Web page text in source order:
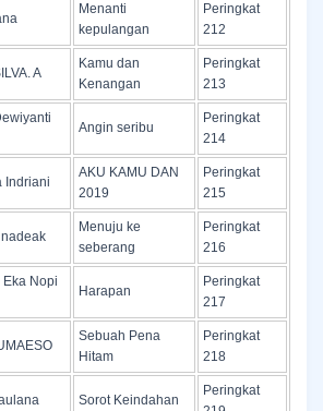
Menanti
kepulangan
Peringkat
212
A
Kamu dan
Kenangan
Peringkat
213
Angin seribu
Peringkat
214
Indriani
AKU KAMU DAN
2019
Peringkat
215
Menuju ke
seberang
Peringkat
216
Eka Nopi
Harapan
Peringkat
217
Sebuah Pena
Hitam
Peringkat
218
Sorot Keindahan
Peringkat